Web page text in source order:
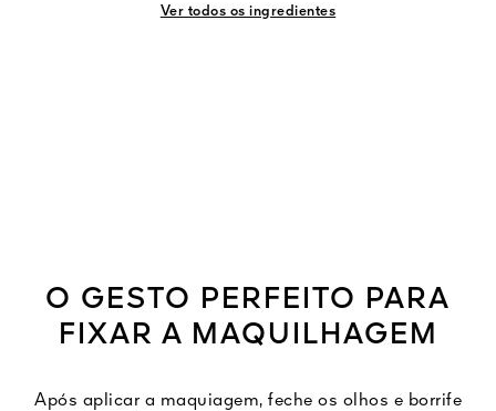
Ver todos os ingredientes
O GESTO PERFEITO PARA
FIXAR A MAQUILHAGEM
Após aplicar a maquiagem, feche os olhos e borrife